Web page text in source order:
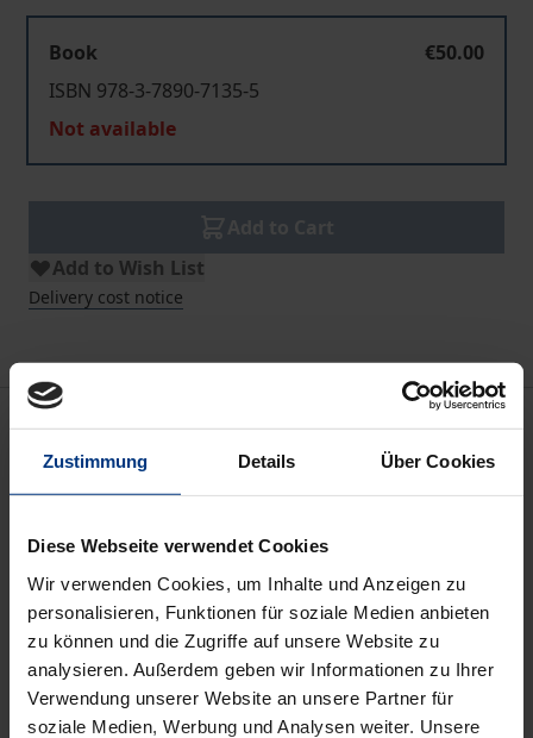
Zustimmung Details Über Cookies
Diese Webseite verwendet Cookies
Wir verwenden Cookies, um Inhalte und Anzeigen zu
personalisieren, Funktionen für soziale Medien anbieten
zu können und die Zugriffe auf unsere Website zu
analysieren. Außerdem geben wir Informationen zu Ihrer
Verwendung unserer Website an unsere Partner für
soziale Medien, Werbung und Analysen weiter. Unsere
Book
€50.00
ISBN 978-3-7890-7135-5
Not available
Add to Wish List
Delivery cost notice
Description
Das nordwesteuropäische Wattenmeer, das sich vor
Niederlanden erstreckt, ist auf der Welt einzigartig.
Die besondere Schutzwürdigkeit ist unbestritten.
Ungeachtet einer Vielzahl naturwissenschaftlicher
Veröffentlichungen fehlt es bisher an einer
systematischen Darstellung des für den Schutz des
Wattenmeeres einschlägigen und ausdifferenzierten